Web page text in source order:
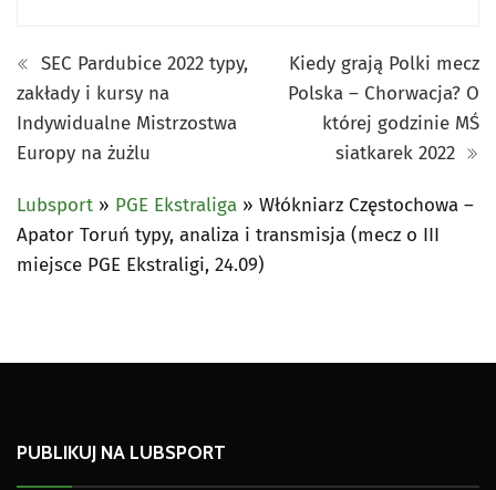
SEC Pardubice 2022 typy,
zakłady i kursy na
Indywidualne Mistrzostwa
Europy na żużlu
Kiedy grają Polki mecz
Polska – Chorwacja? O
której godzinie MŚ
siatkarek 2022
Lubsport » PGE Ekstraliga » Włókniarz Częstochowa –
Apator Toruń typy, analiza i transmisja (mecz o III
miejsce PGE Ekstraligi, 24.09)
PUBLIKUJ NA LUBSPORT